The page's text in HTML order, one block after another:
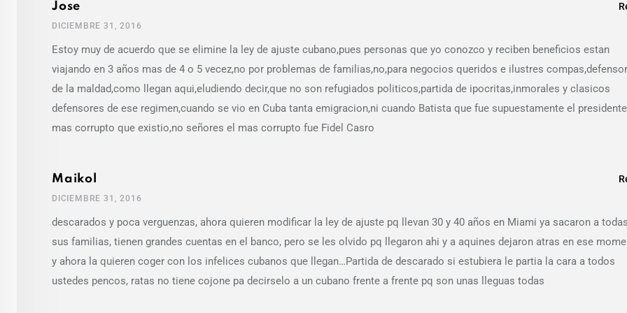
Jose
DICIEMBRE 31, 2016
Estoy muy de acuerdo que se elimine la ley de ajuste cubano,pues personas que yo conozco y reciben beneficios estan
viajando en 3 años mas de 4 o 5 vecez,no por problemas de familias,no,para negocios queridos e ilustres
de la maldad,como llegan aqui,eludiendo decir,que no son refugiados politicos,partida de ipocritas,inmorales y clasicos
defensores de ese regimen,cuando se vio en Cuba tanta emigracion,ni cuando Batista que fue supuestamente el presidente
mas corrupto que existio,no señores el mas corrupto fue Fidel Casro
Maikol
DICIEMBRE 31, 2016
descarados y poca verguenzas, ahora quieren modificar la ley de ajuste pq llevan 30 y 40 años en Miami ya sacaron a todas
sus familias, tienen grandes cuentas en el banco, pero se les olvido pq llegaron ahi y a aquines dejaron atras en ese
y ahora la quieren coger con los infelices cubanos que llegan…Partida de descarado si estubiera le partia la cara a todos
ustedes pencos, ratas no tiene cojone pa decirselo a un cubano frente a frente pq son unas lleguas todas